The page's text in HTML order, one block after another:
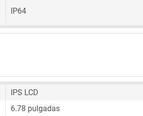
IP64
IPS LCD
6.78 pulgadas